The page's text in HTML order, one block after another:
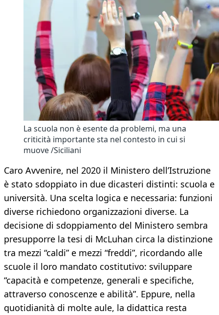
La scuola non è esente da problemi, ma una
criticità importante sta nel contesto in cui si
muove /Siciliani
Caro Avvenire, nel 2020 il Ministero dell’Istruzione
è stato sdoppiato in due dicasteri distinti: scuola e
università. Una scelta logica e necessaria: funzioni
diverse richiedono organizzazioni diverse. La
decisione di sdoppiamento del Ministero sembra
presupporre la tesi di McLuhan circa la distinzione
tra mezzi “caldi” e mezzi “freddi”, ricordando alle
scuole il loro mandato costitutivo: sviluppare
“capacità e competenze, generali e specifiche,
attraverso conoscenze e abilità”. Eppure, nella
quotidianità di molte aule, la didattica resta